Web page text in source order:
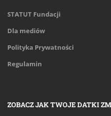
STATUT Fundacji
Dla mediów
Polityka Prywatności
Regulamin
ZOBACZ JAK TWOJE DATKI